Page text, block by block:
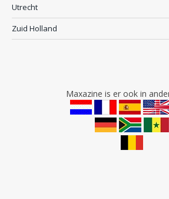
Utrecht
Zuid Holland
Maxazine is er ook in